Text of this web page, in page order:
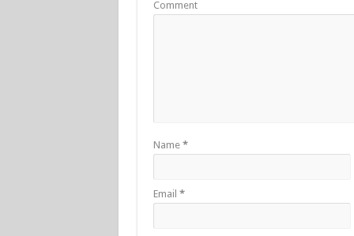
Comment
Name *
Email *